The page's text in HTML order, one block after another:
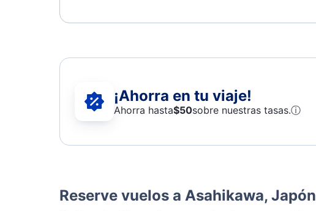
¡Ahorra en tu viaje!
Ahorra hasta$50sobre nuestras tasas.ⓘ
Reserve vuelos a Asahikawa, Japón